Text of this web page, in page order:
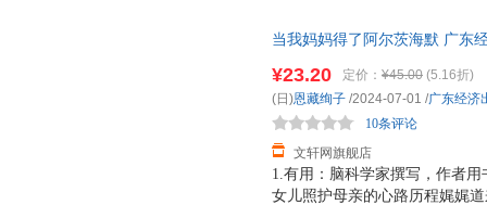
当我妈妈得了阿尔茨海默 广东
1.有用：脑科学家撰写，作者
女儿照护母亲的心路历程娓娓
¥23.20 定价： ¥45.00 (5.16折)
文轩网旗舰店
10条评论
(日)恩藏绚子 /2024-07-01 /广东经济